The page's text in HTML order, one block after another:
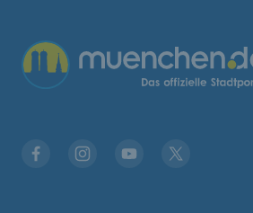
Übergreifende Links